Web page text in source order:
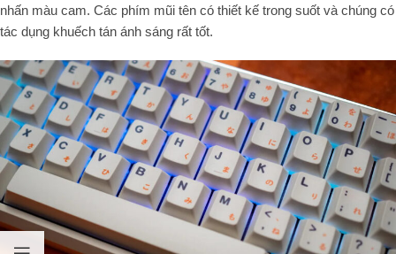
nhấn màu cam. Các phím mũi tên có thiết kế trong suốt và chúng có
tác dụng khuếch tán ánh sáng rất tốt.